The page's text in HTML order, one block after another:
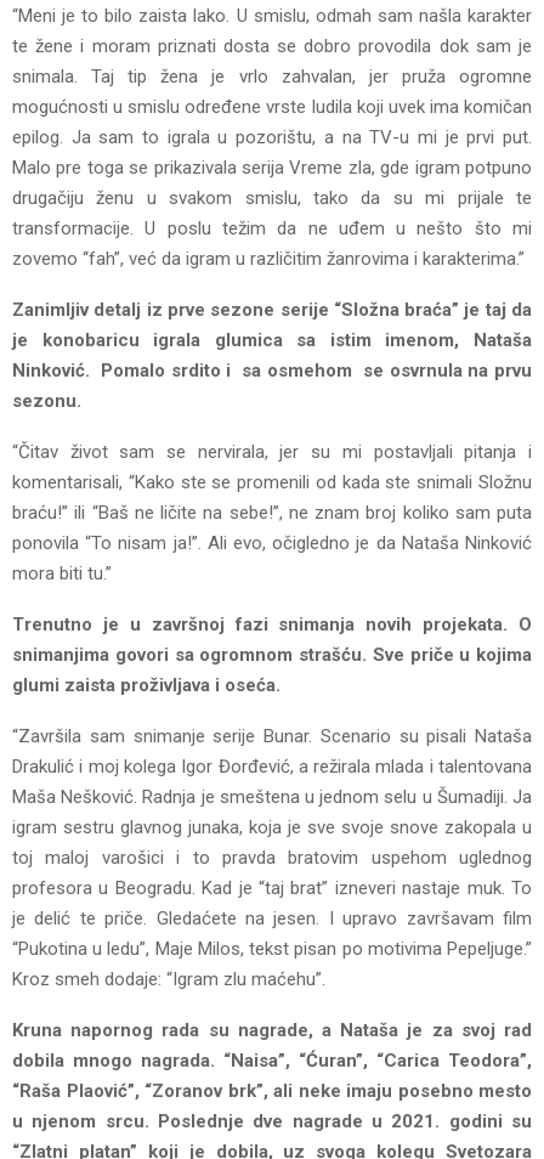
“Meni je to bilo zaista lako. U smislu, odmah sam našla karakter
te žene i moram priznati dosta se dobro provodila dok sam je
snimala. Taj tip žena je vrlo zahvalan, jer pruža ogromne
mogućnosti u smislu određene vrste ludila koji uvek ima komičan
epilog. Ja sam to igrala u pozorištu, a na TV-u mi je prvi put.
Malo pre toga se prikazivala serija Vreme zla, gde igram potpuno
drugačiju ženu u svakom smislu, tako da su mi prijale te
transformacije. U poslu težim da ne uđem u nešto što mi
zovemo “fah”, već da igram u različitim žanrovima i karakterima.”
Zanimljiv detalj iz prve sezone serije “Složna braća” je taj da
je konobaricu igrala glumica sa istim imenom, Nataša
Ninković. Pomalo srdito i sa osmehom se osvrnula na prvu
sezonu.
“Čitav život sam se nervirala, jer su mi postavljali pitanja i
komentarisali, “Kako ste se promenili od kada ste snimali Složnu
braću!” ili “Baš ne ličite na sebe!”, ne znam broj koliko sam puta
ponovila “To nisam ja!”. Ali evo, očigledno je da Nataša Ninković
mora biti tu.”
Trenutno je u završnoj fazi snimanja novih projekata. O
snimanjima govori sa ogromnom strašću. Sve priče u kojima
glumi zaista proživljava i oseća.
“Završila sam snimanje serije Bunar. Scenario su pisali Nataša
Drakulić i moj kolega Igor Đorđević, a režirala mlada i talentovana
Maša Nešković. Radnja je smeštena u jednom selu u Šumadiji. Ja
igram sestru glavnog junaka, koja je sve svoje snove zakopala u
toj maloj varošici i to pravda bratovim uspehom uglednog
profesora u Beogradu. Kad je “taj brat” izneveri nastaje muk. To
je delić te priče. Gledaćete na jesen. I upravo završavam film
“Pukotina u ledu”, Maje Milos, tekst pisan po motivima Pepeljuge.”
Kroz smeh dodaje: “Igram zlu maćehu”.
Kruna napornog rada su nagrade, a Nataša je za svoj rad
dobila mnogo nagrada. “Naisa”, “Ćuran”, “Carica Teodora”,
“Raša Plaović”, “Zoranov brk”, ali neke imaju posebno mesto
u njenom srcu. Poslednje dve nagrade u 2021. godini su
“Zlatni platan” koji je dobila, uz svoga kolegu Svetozara